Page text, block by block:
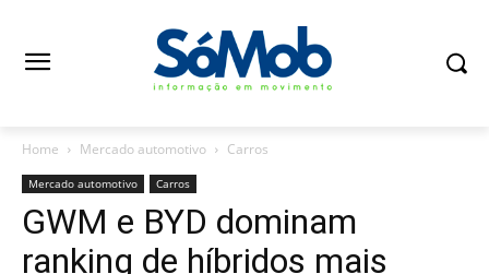
Home Mercado automotivo Carros
Mercado automotivo Carros
GWM e BYD dominam
ranking de híbridos mais